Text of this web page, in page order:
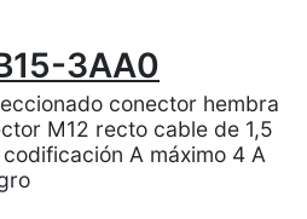
3AA0
conector hembra
M12 recto cable de 1,5
A máximo 4 A